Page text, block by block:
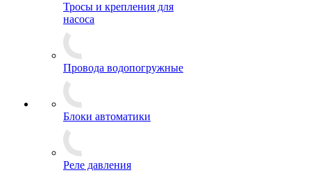
Тросы и крепления для
насоса
Провода водопогружные
Блоки автоматики
Реле давления